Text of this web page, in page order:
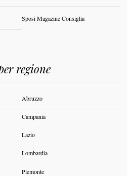
Sposi Magazine Consiglia
regione
Abruzzo
Campania
Lazio
Lombardia
Piemonte